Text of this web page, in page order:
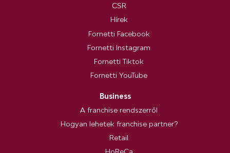
CSR
Hírek
Fornetti Facebook
Fornetti Instagram
Fornetti Tiktok
Fornetti YouTube
Business
A franchise rendszerről
Hogyan lehetek franchise partner?
Retail